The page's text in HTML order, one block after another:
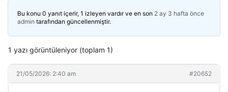
Bu konu 0 yanıt içerir, 1 izleyen vardır ve en son 2 ay 3 hafta önce
admin tarafından güncellenmiştir.
1 yazı görüntüleniyor (toplam 1)
21/05/2026: 2:40 am #20652